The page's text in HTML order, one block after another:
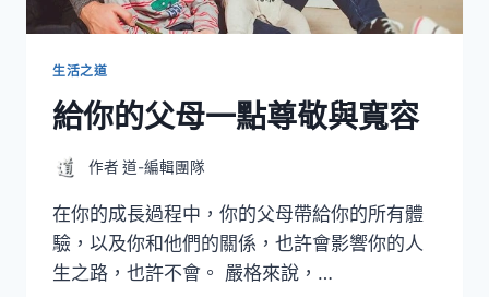
生活之道
給你的父母一點尊敬與寬容
作者 道-編輯團隊
在你的成長過程中，你的父母帶給你的所有體
驗，以及你和他們的關係，也許會影響你的人
生之路，也許不會。 嚴格來說，…